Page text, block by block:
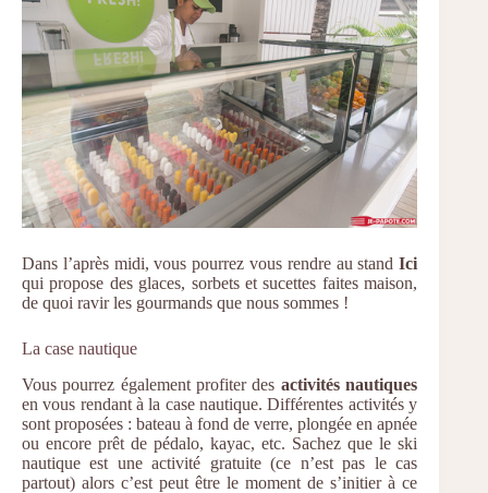
Dans l’après midi, vous pourrez vous rendre au standIci
qui propose des glaces, sorbets et sucettes faites maison,
de quoi ravir les gourmands que nous sommes !
La case nautique
Vous pourrez également profiter des activités nautiques
en vous rendant à la case nautique. Différentes activités y
sont proposées : bateau à fond de verre, plongée en apnée
ou encore prêt de pédalo, kayac, etc. Sachez que le ski
nautique est une activité gratuite (ce n’est pas le cas
partout) alors c’est peut être le moment de s’initier à ce